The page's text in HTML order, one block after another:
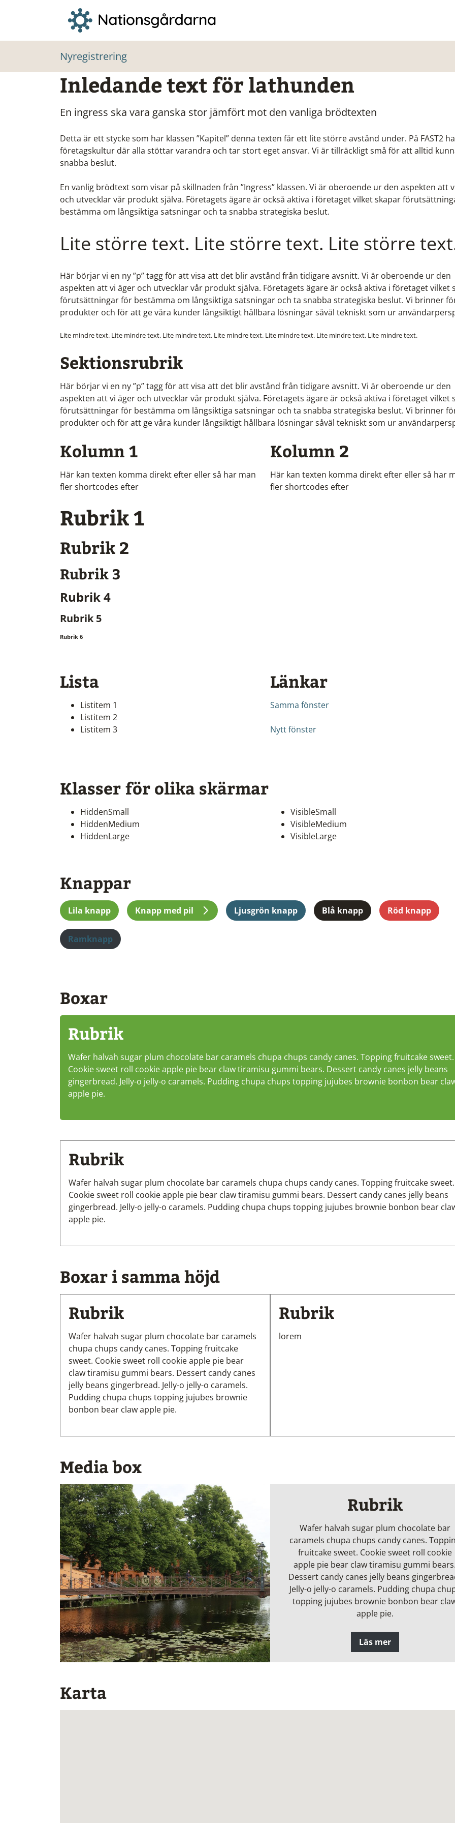
Nyregistrering
Inledande text för lathunden
En ingress ska vara ganska stor jämfört mot den vanliga brödtexten
Detta är ett stycke som har klassen ”Kapitel” denna texten får ett lite större avstånd under. På FAST2
företagskultur där alla stöttar varandra och tar stort eget ansvar. Vi är tillräckligt små för att alltid
snabba beslut.
En vanlig brödtext som visar på skillnaden från ”Ingress” klassen. Vi är oberoende ur den aspekten att
och utvecklar vår produkt själva. Företagets ägare är också aktiva i företaget vilket skapar
bestämma om långsiktiga satsningar och ta snabba strategiska beslut.
Lite större text. Lite större text. Lite större
Här börjar vi en ny ”p” tagg för att visa att det blir avstånd från tidigare avsnitt. Vi är oberoende ur den
aspekten att vi äger och utvecklar vår produkt själva. Företagets ägare är också aktiva i företaget vilket
förutsättningar för bestämma om långsiktiga satsningar och ta snabba strategiska beslut. Vi brinner
produkter och för att ge våra kunder långsiktigt hållbara lösningar såväl tekniskt som ur
Lite mindre text. Lite mindre text. Lite mindre text. Lite mindre text. Lite mindre text. Lite mindre text. Lite mindre text.
Sektionsrubrik
Här börjar vi en ny ”p” tagg för att visa att det blir avstånd från tidigare avsnitt. Vi är oberoende ur den
aspekten att vi äger och utvecklar vår produkt själva. Företagets ägare är också aktiva i företaget vilket
förutsättningar för bestämma om långsiktiga satsningar och ta snabba strategiska beslut. Vi brinner
produkter och för att ge våra kunder långsiktigt hållbara lösningar såväl tekniskt som ur
Kolumn 1
Här kan texten komma direkt efter eller så har man
fler shortcodes efter
Kolumn 2
Här kan texten komma direkt efter eller så har
fler shortcodes efter
Rubrik 1
Rubrik 2
Rubrik 3
Rubrik 4
Rubrik 5
Rubrik 6
Lista
Listitem 1
Listitem 2
Listitem 3
Länkar
Samma fönster
Nytt fönster
Klasser för olika skärmar
HiddenSmall
HiddenMedium
HiddenLarge
VisibleSmall
VisibleMedium
VisibleLarge
Knappar
Lila knapp Knapp med pil Ljusgrön knapp Blå knapp Röd knapp
Ramknapp
Boxar
Rubrik
Wafer halvah sugar plum chocolate bar caramels chupa chups candy canes. Topping fruitcake sweet.
Cookie sweet roll cookie apple pie bear claw tiramisu gummi bears. Dessert candy canes jelly beans
gingerbread. Jelly-o jelly-o caramels. Pudding chupa chups topping jujubes brownie bonbon bear
apple pie.
Rubrik
Wafer halvah sugar plum chocolate bar caramels chupa chups candy canes. Topping fruitcake sweet.
Cookie sweet roll cookie apple pie bear claw tiramisu gummi bears. Dessert candy canes jelly beans
gingerbread. Jelly-o jelly-o caramels. Pudding chupa chups topping jujubes brownie bonbon bear
apple pie.
Boxar i samma höjd
Rubrik
Wafer halvah sugar plum chocolate bar caramels
chupa chups candy canes. Topping fruitcake
sweet. Cookie sweet roll cookie apple pie bear
claw tiramisu gummi bears. Dessert candy canes
jelly beans gingerbread. Jelly-o jelly-o caramels.
Pudding chupa chups topping jujubes brownie
bonbon bear claw apple pie.
Rubrik
lorem
Media box
Rubrik
Wafer halvah sugar plum chocolate bar
caramels chupa chups candy canes.
fruitcake sweet. Cookie sweet roll cookie
apple pie bear claw tiramisu gummi
Dessert candy canes jelly beans
Jelly-o jelly-o caramels. Pudding chupa
topping jujubes brownie bonbon bear
apple pie.
Läs mer
Karta